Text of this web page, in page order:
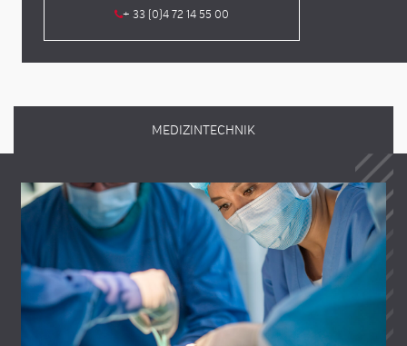
+ 33 (0)4 72 14 55 00
MEDIZINTECHNIK